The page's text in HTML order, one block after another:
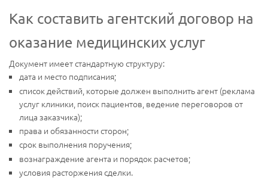
Как составить агентский договор на
оказание медицинских услуг
Документ имеет стандартную структуру:
дата и место подписания;
список действий, которые должен выполнить агент (реклама
услуг клиники, поиск пациентов, ведение переговоров от
лица заказчика);
права и обязанности сторон;
срок выполнения поручения;
вознаграждение агента и порядок расчетов;
условия расторжения сделки.